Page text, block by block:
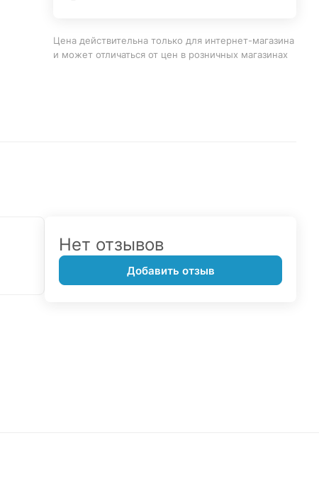
Цена действительна только для интернет-магазина
и может отличаться от цен в розничных магазинах
Нет отзывов
Добавить отзыв